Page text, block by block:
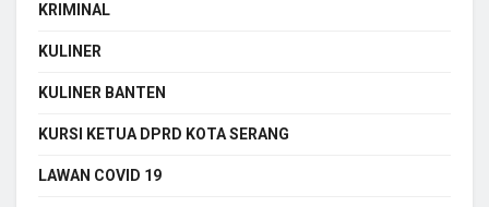
KRIMINAL
KULINER
KULINER BANTEN
KURSI KETUA DPRD KOTA SERANG
LAWAN COVID 19